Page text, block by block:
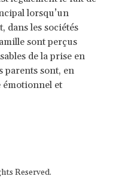
lorsqu’un
dans les sociétés
sont perçus
de la prise en
parents sont, en
émotionnel et
Reserved.